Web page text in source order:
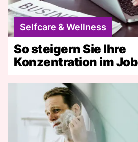
Selfcare & Wellness
So steigern Sie Ihre
Konzentration im Job